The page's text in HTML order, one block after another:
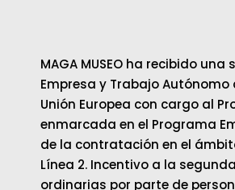
MAGA MUSEO ha recibido
Empresa y Trabajo
Unión Europea con cargo al
enmarcada en el Programa
de la contratación en el
Línea 2. Incentivo a la
ordinarias por parte de